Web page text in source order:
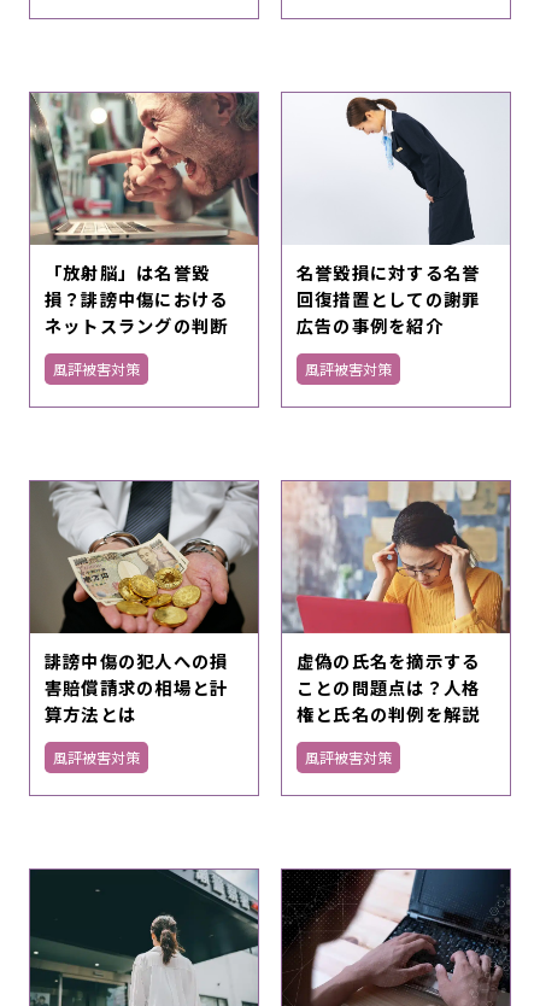
「放射脳」は名誉毀
損？誹謗中傷における
ネットスラングの判断
風評被害対策
名誉毀損に対する名誉
回復措置としての謝罪
広告の事例を紹介
風評被害対策
誹謗中傷の犯人への損
害賠償請求の相場と計
算方法とは
風評被害対策
虚偽の氏名を摘示する
ことの問題点は？人格
権と氏名の判例を解説
風評被害対策